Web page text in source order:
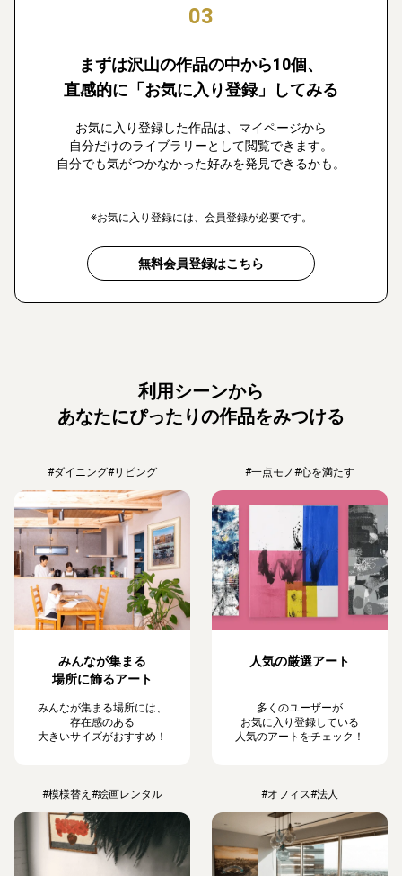
03
まずは沢山の作品の中から10個、
直感的に「お気に入り登録」してみる
お気に入り登録した作品は、マイページから
自分だけのライブラリーとして閲覧できます。
自分でも気がつかなかった好みを発見できるかも。
※お気に入り登録には、会員登録が必要です。
無料会員登録はこちら
利用シーンから
あなたにぴったりの作品をみつける
#ダイニング#リビング
みんなが集まる
場所に飾るアート
みんなが集まる場所には、
存在感のある
大きいサイズがおすすめ！
#一点モノ#心を満たす
人気の厳選アート
多くのユーザーが
お気に入り登録している
人気のアートをチェック！
#模様替え #絵画レンタル #オフィス#法人